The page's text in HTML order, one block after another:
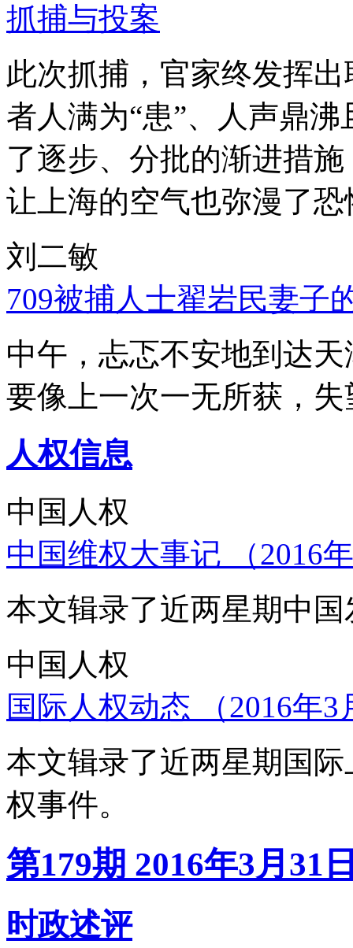
抓捕与投案
此次抓捕，官家终发挥
者人满为“患”、人声鼎
了逐步、分批的渐进措
让上海的空气也弥漫了
刘二敏
709被捕人士翟岩民妻子
中午，忐忑不安地到达
要像上一次一无所获，
人权信息
中国人权
中国维权大事记 （2016
本文辑录了近两星期中
中国人权
国际人权动态 （2016年
本文辑录了近两星期国
权事件。
第179期 2016年3月31
时政述评